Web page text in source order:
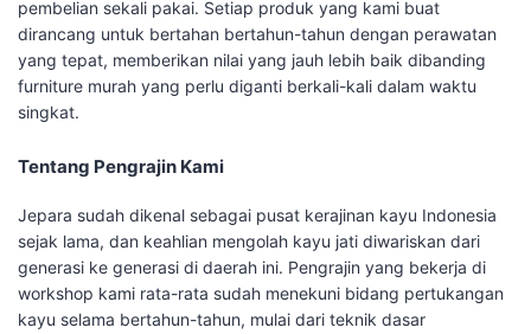
pembelian sekali pakai. Setiap produk yang kami buat
dirancang untuk bertahan bertahun-tahun dengan perawatan
yang tepat, memberikan nilai yang jauh lebih baik dibanding
furniture murah yang perlu diganti berkali-kali dalam waktu
singkat.
Tentang Pengrajin Kami
Jepara sudah dikenal sebagai pusat kerajinan kayu Indonesia
sejak lama, dan keahlian mengolah kayu jati diwariskan dari
generasi ke generasi di daerah ini. Pengrajin yang bekerja di
workshop kami rata-rata sudah menekuni bidang pertukangan
kayu selama bertahun-tahun, mulai dari teknik dasar